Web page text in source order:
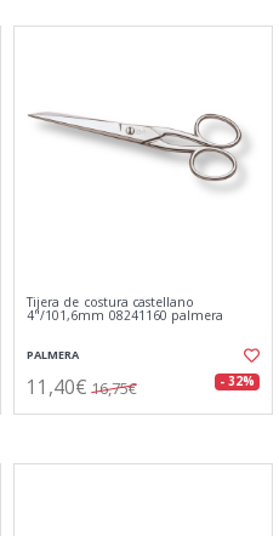
Tijera de costura castellano
4"/101,6mm 08241160 palmera
PALMERA
11,40€ 16,75€ - 32%